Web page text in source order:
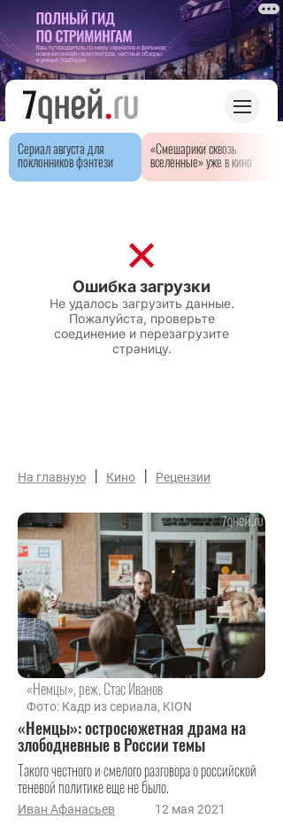
Сериал августа для
поклонников фэнтези
«Смешарики сквозь
вселенные» уже в кино
На главную | Кино | Рецензии
«Немцы», реж. Стас Иванов
Фото: Кадр из сериала, KION
«Немцы»: остросюжетная драма на
злободневные в России темы
Такого честного и смелого разговора о российской
теневой политике еще не было.
Иван Афанасьев 12 мая 2021